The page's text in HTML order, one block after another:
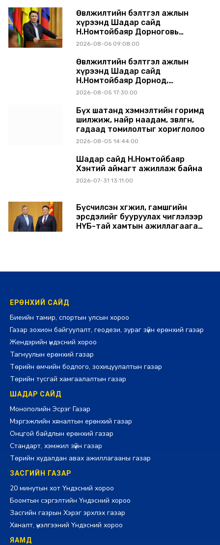
Өвөлжилтийн бэлтгэл ажлын
хүрээнд Шадар сайд
Н.Номтойбаяр Дорноговь
аймагт ажиллав
2026-08-06 09:08:00
Өвөлжилтийн бэлтгэл ажлын
хүрээнд Шадар сайд
Н.Номтойбаяр Дорнод,
Сүхбаатар аймагт ажиллав
2026-08-05 17:30:00
Бүх шатанд хэмнэлтийн горимд
шилжиж, найр наадам, зөвлөгөөн,
гадаад томилолтыг хориглолоо
2026-08-05 14:44:00
Шадар сайд Н.Номтойбаяр
Хэнтий аймагт ажиллаж байна
2026-07-31 13:11:00
Бүсчилсэн хөгжил, гамшгийн
эрсдэлийг бууруулах чиглэлээр
НҮБ-тай хамтын ажиллагаагаа
ЕРӨНХИЙ САЙД
Биеийн тамир, спортын улсын хороо
Газар зохион байгуулалт, геодези, зураг зүйн ерөнхий газар
Жендэрийн үндэсний хороо
Тагнуулын ерөнхий газар
Төрийн өмчийн бодлого, зохицуулалтын газар
Төрийн тусгай хамгаалалтын газар
ШАДАР САЙД
Монополийн Эсрэг Газар
Мэргэжлийн хяналтын ерөнхий газар
Онцгой байдлын ерөнхий газар
Стандарт, хэмжил зүйн газар
Төрийн худалдан авах ажиллагааны газар
ЗАСГИЙН ГАЗАР
20 минутын хот Үндэсний хороо
Боомтын сэргэлтийн Үндэсний хороо
Засгийн газрын Хэрэг эрхлэх газар
Хяналт, үнэлгээний Үндэсний хороо
ЯАМД